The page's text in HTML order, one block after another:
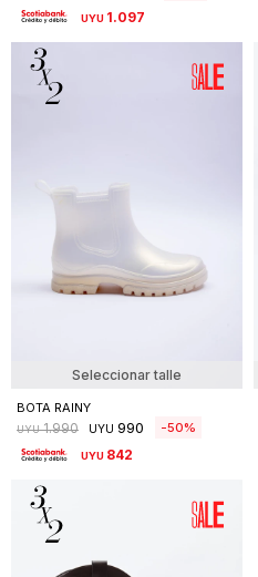
UYU 1.097
Seleccionar talle
BOTA RAINY
UYU 1.990 UYU 990 50
UYU 842